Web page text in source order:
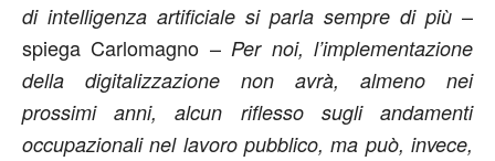
di intelligenza artificiale si parla sempre di più –
spiega Carlomagno –Per noi, l’implementazione
della digitalizzazione non avrà, almeno nei
prossimi anni, alcun riflesso sugli andamenti
occupazionali nel lavoro pubblico, ma può, invece,